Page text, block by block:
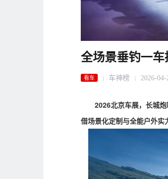
全场景垂钓一
看车 | 车神榜 | 2026-04-
2026北京车展，长城
借场景化定制与全能户外实